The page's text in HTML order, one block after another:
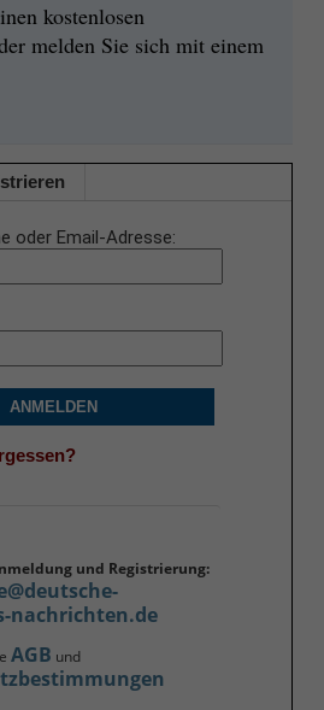
kostenlosen
melden Sie sich mit einem
oder Email-Adresse
ANMELDEN
und Registrierung:
nachrichten.de
AGB und